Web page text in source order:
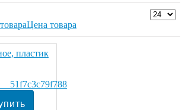
Цена товара
пластик